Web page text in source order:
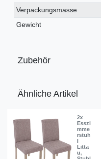
Verpackungsmasse
Gewicht
Zubehör
Ähnliche Artikel
2x
Esszi
mme
rstuh
Litta
u,